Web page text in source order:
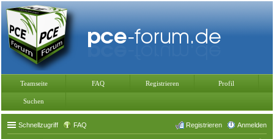
Teamseite FAQ Registrieren Profil
Suchen
Schnellzugriff FAQ Anmelden
Registrieren